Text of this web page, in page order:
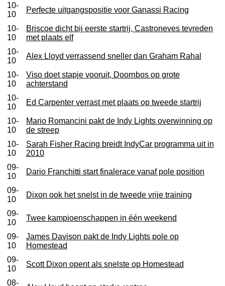
10-
10
Perfecte uitgangspositie voor Ganassi Racing
10-
10
Briscoe dicht bij eerste startrij, Castroneves tevreden
met plaats elf
10-
10
Alex Lloyd verrassend sneller dan Graham Rahal
10-
10
Viso doet stapje vooruit, Doornbos op grote
achterstand
10-
10
Ed Carpenter verrast met plaats op tweede startrij
10-
10
Mario Romancini pakt de Indy Lights overwinning op
de streep
10-
10
Sarah Fisher Racing breidt IndyCar programma uit in
2010
09-
10
Dario Franchitti start finalerace vanaf pole position
09-
10
Dixon ook het snelst in de tweede vrije training
09-
10
Twee kampioenschappen in één weekend
09-
10
James Davison pakt de Indy Lights pole op
Homestead
09-
10
Scott Dixon opent als snelste op Homestead
08-